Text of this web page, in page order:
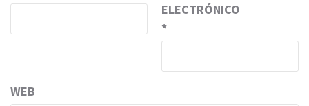
ELECTRÓNICO
*
WEB